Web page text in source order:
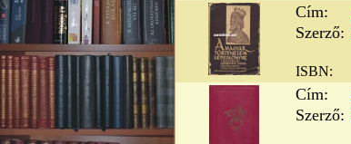
Cím:
Szerző:
ISBN:
Cím:
Szerző: